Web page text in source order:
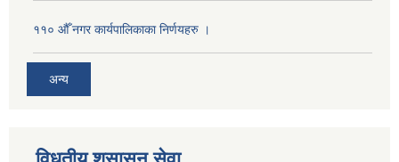
११० औँ नगर कार्यपालिकाका निर्णयहरु ।
अन्य